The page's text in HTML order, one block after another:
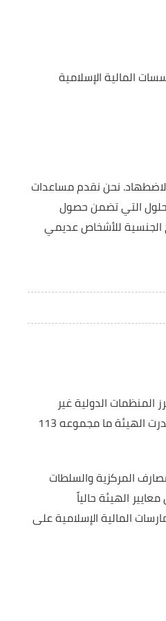
المالية الإسلامية
نحن نقدم مساعدات
التي تضمن حصول
للأشخاص عديمي
المالية الإسلامية (أيوفي) التي تأسست في عام 1991 إحدى أبرز المنظمات الدولية غير
الربحية والتي تتولى مسؤولية تطوير وإصدار المعايير المنظمة لقطاع التمويل الإسلامي العالمي. وقد أصدرت الهيئة ما مجموعه 113
عضو مؤسس، بما في ذلك المصارف المركزية والسلطات
والمكاتب القانونية من أكثر من 45 دولة. وتطبِّق معايير الهيئة حالياً
المالية الإسلامية على